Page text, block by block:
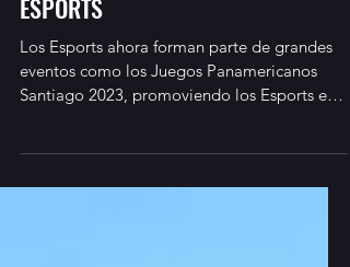
REPORTAJE DE ECUAVISA DE
ESPORTS
Los Esports ahora forman parte de grandes
Santiago 2023, promoviendo los Esports en